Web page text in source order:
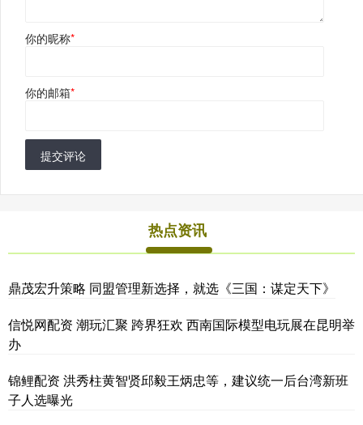
你的昵称*
你的邮箱*
提交评论
热点资讯
鼎茂宏升策略 同盟管理新选择，就选《三国：谋定天下》
信悦网配资 潮玩汇聚 跨界狂欢 西南国际模型电玩展在昆明举
办
锦鲤配资 洪秀柱黄智贤邱毅王炳忠等，建议统一后台湾新班
子人选曝光